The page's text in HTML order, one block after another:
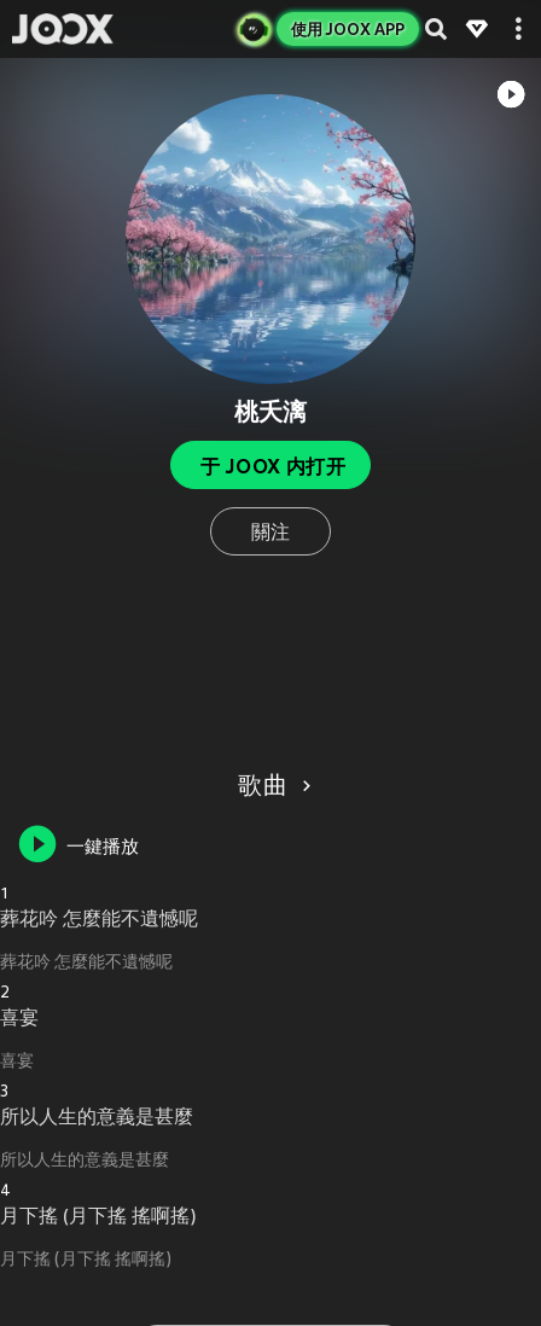
使用 JOOX APP
桃夭漓
于 JOOX 内打开
關注
歌曲
一鍵播放
1
葬花吟 怎麼能不遺憾呢
葬花吟 怎麼能不遺憾呢
2
喜宴
喜宴
3
所以人生的意義是甚麼
所以人生的意義是甚麼
4
月下搖 (月下搖 搖啊搖)
月下搖 (月下搖 搖啊搖)